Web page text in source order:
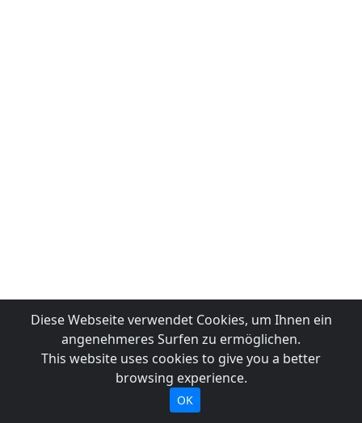
Diese Webseite verwendet Cookies, um Ihnen ein
angenehmeres Surfen zu ermöglichen.
This website uses cookies to give you a better
browsing experience.
OK